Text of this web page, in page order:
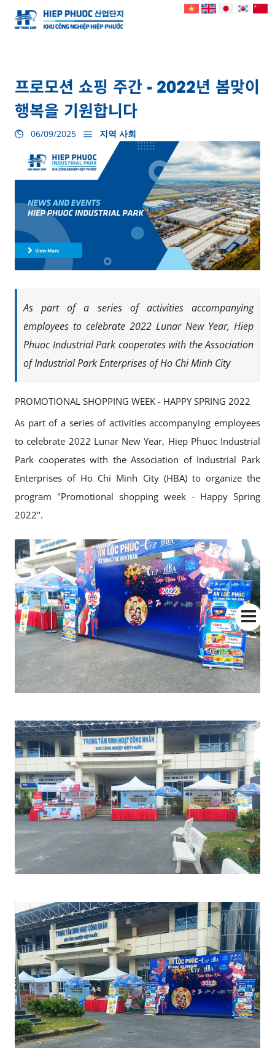
프로모션 쇼핑 주간 - 2022년 봄맞이
행복을 기원합니다
06/09/2025 지역 사회
As part of a series of activities accompanying
employees to celebrate 2022 Lunar New Year, Hiep
Phuoc Industrial Park cooperates with the Association
of Industrial Park Enterprises of Ho Chi Minh City
PROMOTIONAL SHOPPING WEEK - HAPPY SPRING 2022
As part of a series of activities accompanying employees
to celebrate 2022 Lunar New Year, Hiep Phuoc Industrial
Park cooperates with the Association of Industrial Park
Enterprises of Ho Chi Minh City (HBA) to organize the
program "Promotional shopping week - Happy Spring
2022".